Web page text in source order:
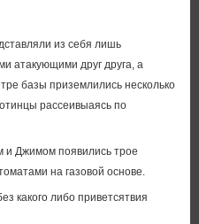
из себя лишь
атакующими друг друга, а
базы приземлились несколько
рассеивыаясь по
и Джимом появились трое
на газовой основе.
какого либо приветсятвия